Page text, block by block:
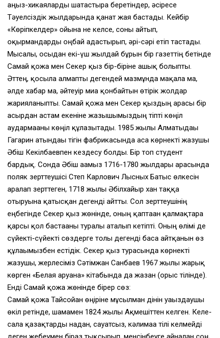
аңыз-хикаяларды шатастыра беретіндер, әсіресе
Тәуелсіздік жылдарында қанат жая бастады. Кейбір
«Көріпкелдер» ойына не келсе, соны айтып,
оқырмандарды оңбай адастырып, әрі-сәрі етіп тастады.
Мысалы, осыдан екі-үш жылдай бұрын бір газеттің бетінде
Самай қожа мен Секер қыз бір-біріне ғашық болыпты.
Әттең, қосыла алмапты дегендей мазмұнда мақала ма,
әлде хабар ма, әйтеуір миға қонбайтын өтірік жолдар
жарияланыпты. Самай қожа мен Секер қыздың арасы бір
ғасырдан астам екеніне жазғышымыздың тіпті көңіл
аудармағаны көңіл құлазытады. 1985 жылы Алматыдағы
Гагарин атындағы тігін фабрикасында аса көрнекті жазушы
Әбіш Кекілбаевпен кездесу болды. Бір топ студент
бардық. Сонда Әбіш ағамыз 1716-1780 жылдары арасында
поляк зерттеушісі Степ Карлович Лысных Батыс өлкесін
аралап зерттеген, 1718 жылы Әбілхайыр хан таққа
отыруына қатысқан дегенді айтты. Сол зерттеушінің
еңбегінде Секер қыз жөнінде, оның қаптаған қалмақтарға
қарсы қол бастағаны туралы аталып кетіпті. Оның өлімі де
сүйекті-сүйекті сөздерге толы дегенді баса айтқанын өз
құлағымызбен естідік. Секер қыз турасында көрнекті
жазушы, жерлесіміз Сәтімжан Санбаев 1967 жылы жарық
көрген «Белая аруана» кітабында да жазған (орыс тілінде).
Енді Самай қожа жөнінде бірер сөз:
Самай қожа Тайсойған өңіріне мұсылман дінін уағыздаушы
өкіл ретінде, шамамен 1824 жылы Ақмешіттен келген. Келе-
сала қазақтарды надан, сауатсыз, кәлимаға тілі келмейді